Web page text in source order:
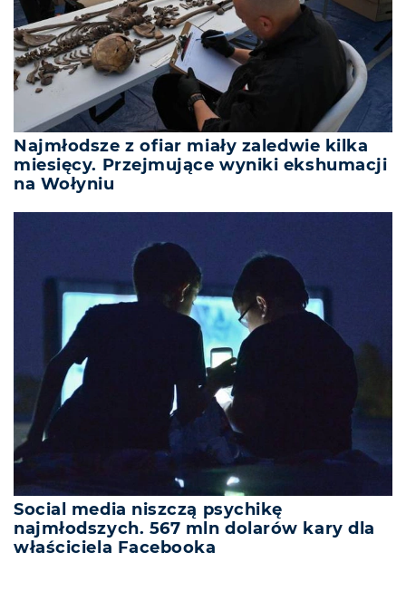
Najmłodsze z ofiar miały zaledwie kilka
miesięcy. Przejmujące wyniki ekshumacji
na Wołyniu
Social media niszczą psychikę
najmłodszych. 567 mln dolarów kary dla
właściciela Facebooka